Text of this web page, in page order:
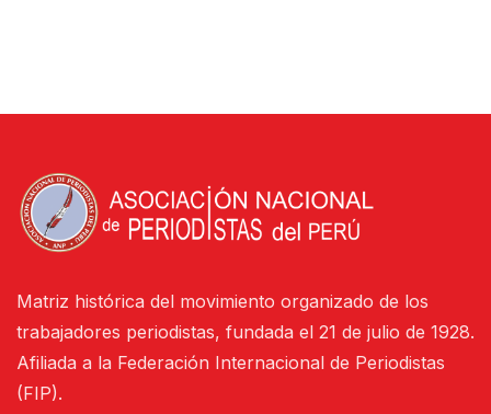
Matriz histórica del movimiento organizado de los
trabajadores periodistas, fundada el 21 de julio de 1928.
Afiliada a la Federación Internacional de Periodistas
(FIP).